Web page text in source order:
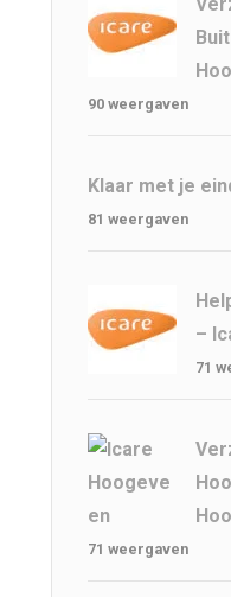
90 weergaven
Klaar met je
81 weergaven
–
71
71 weergaven